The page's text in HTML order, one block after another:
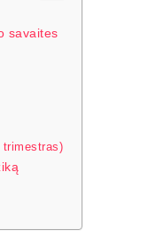
savaites
trimestras)